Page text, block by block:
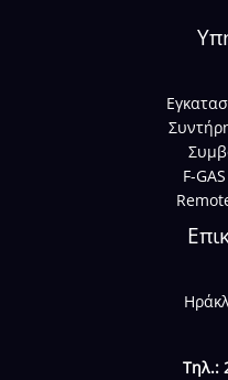
F-
Τηλ.: